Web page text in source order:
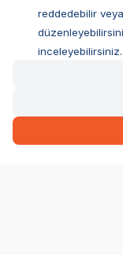
Müşteri Hizmetleri
reddedebilir
inceleyebilirsiniz.